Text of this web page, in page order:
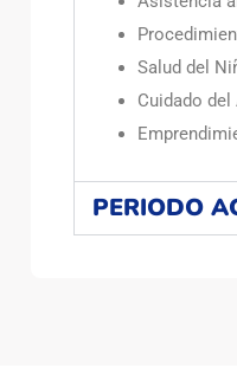
Salud del
Cuidado
PERIODO